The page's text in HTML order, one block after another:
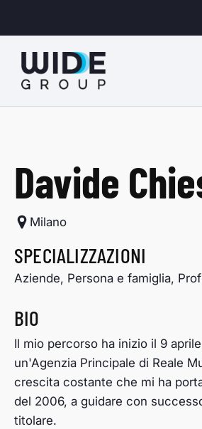
Davide
Milano
SPECIALIZZAZIONI
Aziende, Persona e famiglia,
BIO
Il mio percorso ha inizio il 9
un'Agenzia Principale di Reale
crescita costante che mi ha
del 2006, a guidare con
titolare.